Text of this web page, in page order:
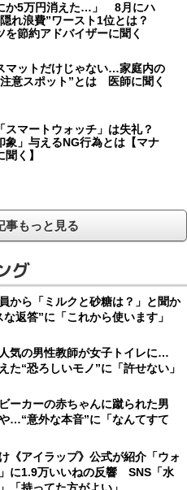
か5万円消えた…」 8月にハ
れ浪費”ワースト1位とは？
を節約アドバイザーに聞く
マットだけじゃない…家庭内の
意スポット”とは 医師に聞く
スマートウォッチ」は失礼？
象」与えるNG行為とは【マナ
く】
事もっと見る
グ
から「ミルクと砂糖は？」と聞か
返答”に「これから使います」
人気の男性教師が女子トイレに…
た“恐ろしいモノ”に「許せない」
ーカーの赤ちゃんに蹴られた男
…“意外な本音”に「なんてすて
《アイラップ》公式が紹介「ウォ
に1.9万いいねの反響 SNS「水
「持ってた方がよい」